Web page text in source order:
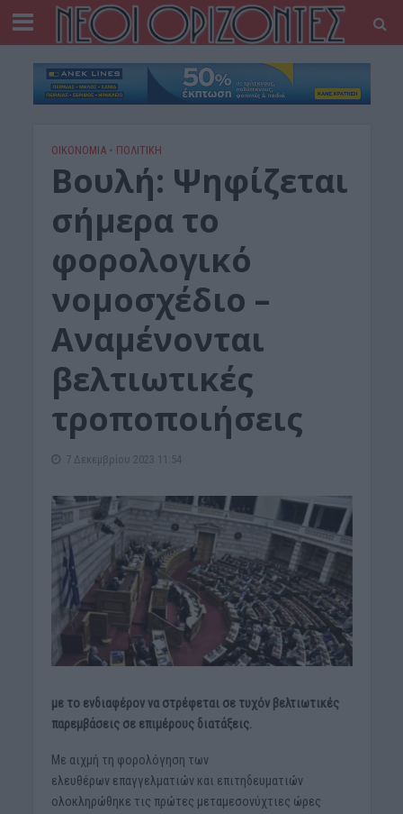
ΟΙΚΟΝΟΜΙΑ • ΠΟΛΙΤΙΚΗ
Βουλή: Ψηφίζεται
σήμερα το
φορολογικό
νομοσχέδιο –
Αναμένονται
βελτιωτικές
τροποποιήσεις
7 Δεκεμβρίου 2023 11:54
με το ενδιαφέρον να στρέφεται σε τυχόν βελτιωτικές
παρεμβάσεις σε επιμέρους διατάξεις.
Με αιχμή τη φορολόγηση των
ελευθέρων επαγγελματιών και επιτηδευματιών
ολοκληρώθηκε τις πρώτες μεταμεσονύχτιες ώρες